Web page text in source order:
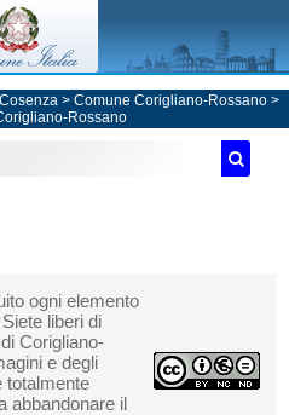
> Comune Corigliano-Rossano >
Rossano
ogni elemento
Siete liberi di
Corigliano-
e degli
totalmente
abbandonare il